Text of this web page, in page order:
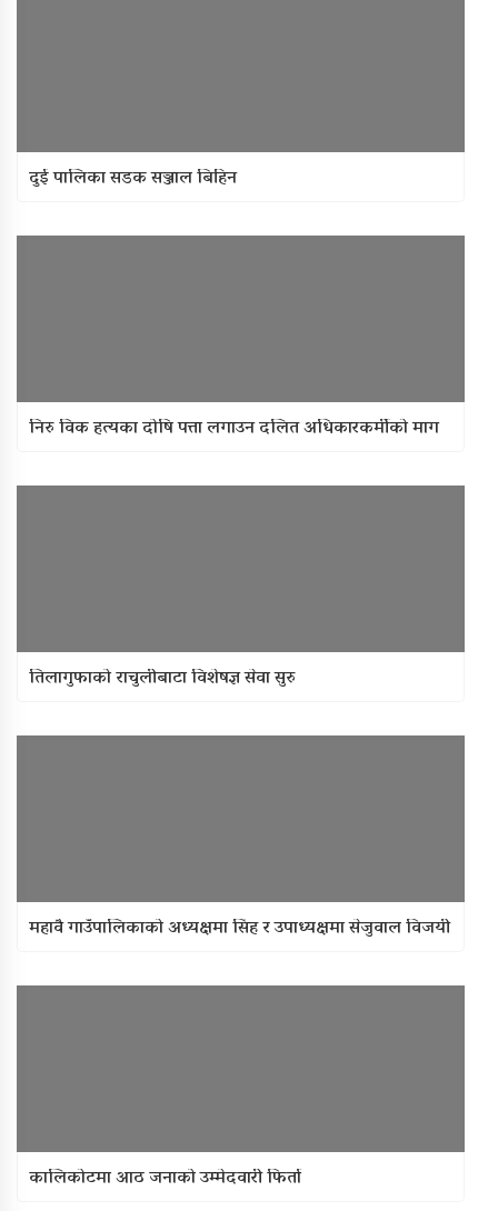
दुई पालिका सडक सञ्जाल बिहिन
निरु विक हत्यका दोषि पत्ता लगाउन दलित अधिकारकर्मीको माग
तिलागुफाको राचुलीबाटा विशेषज्ञ सेवा सुरु
महावै गाउँपालिकाको अध्यक्षमा सिंह र उपाध्यक्षमा सेजुवाल विजयी
कालिकोटमा आठ जनाको उम्मेदवारी फिर्ता